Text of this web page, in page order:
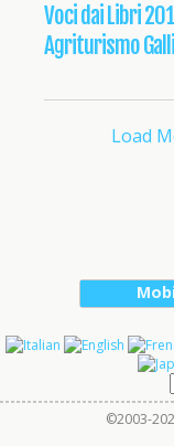
Voci dai Libri
Agriturismo
Load
©2003-